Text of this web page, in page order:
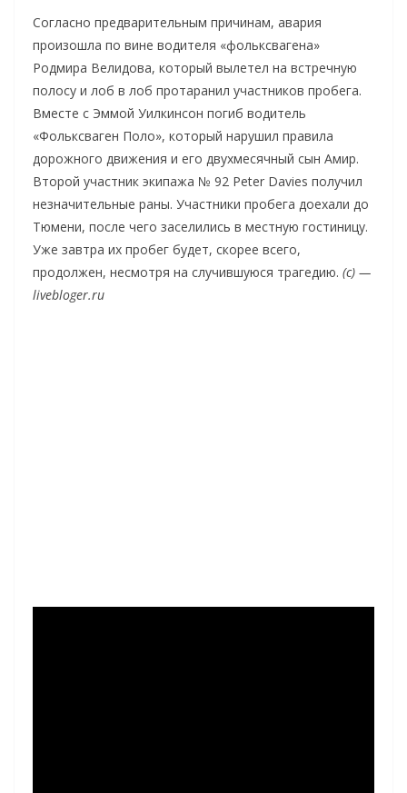
Согласно предварительным причинам, авария
произошла по вине водителя «фольксвагена»
Родмира Велидова, который вылетел на встречную
полосу и лоб в лоб протаранил участников пробега.
Вместе с Эммой Уилкинсон погиб водитель
«Фольксваген Поло», который нарушил правила
дорожного движения и его двухмесячный сын Амир.
Второй участник экипажа № 92 Peter Davies получил
незначительные раны. Участники пробега доехали до
Тюмени, после чего заселились в местную гостиницу.
Уже завтра их пробег будет, скорее всего,
продолжен, несмотря на случившуюся трагедию. (с) —
livebloger.ru